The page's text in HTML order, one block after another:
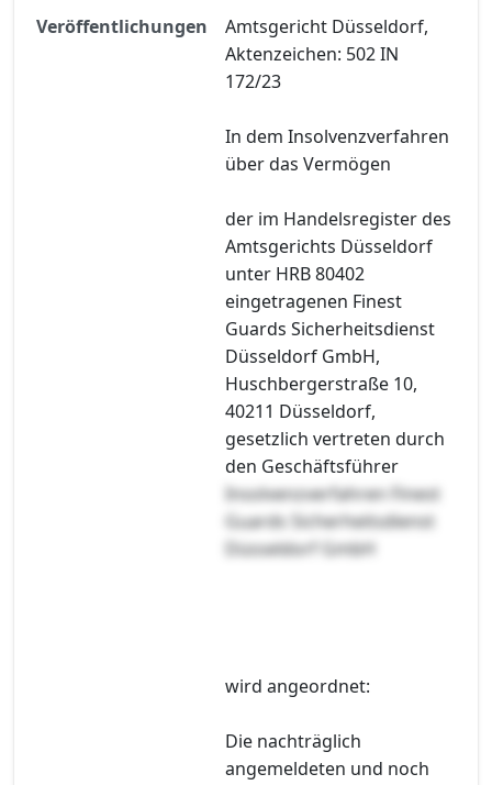
Veröffentlichungen
Amtsgericht Düsseldorf,
Aktenzeichen: 502 IN
172/23
In dem Insolvenzverfahren
über das Vermögen
der im Handelsregister des
Amtsgerichts Düsseldorf
unter HRB 80402
eingetragenen Finest
Guards Sicherheitsdienst
Düsseldorf GmbH,
Huschbergerstraße 10,
40211 Düsseldorf,
gesetzlich vertreten durch
den Geschäftsführer
Insolvenzverfahren Finest
Guards Sicherheitsdienst
Düsseldorf GmbH
wird angeordnet:
Die nachträglich
angemeldeten und noch